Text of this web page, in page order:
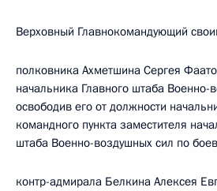
Верховный Главнокомандующий
полковника Ахметшина Сергея
начальника Главного штаба Военно-
освободив его от должности
командного пункта заместителя
штаба Военно-воздушных сил по
контр-адмирала Белкина Алексея